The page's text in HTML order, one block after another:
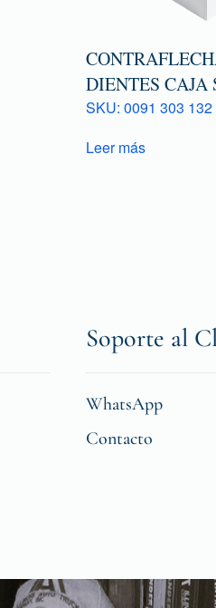
DIENTES CAJA
SKU: 0091 303 132
Leer más
Soporte al
WhatsApp
Contacto